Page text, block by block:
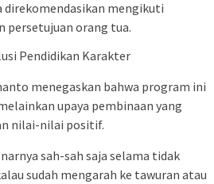
direkomendasikan mengikuti
persetujuan orang tua.
Pendidikan Karakter
menegaskan bahwa program ini
upaya pembinaan yang
nilai-nilai positif.
sah-sah saja selama tidak
sudah mengarah ke tawuran atau